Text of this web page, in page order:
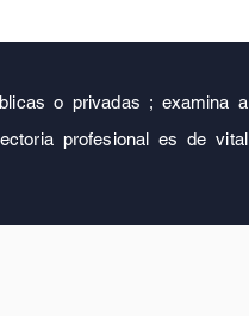
o privadas ; examina a
profesional es de vital